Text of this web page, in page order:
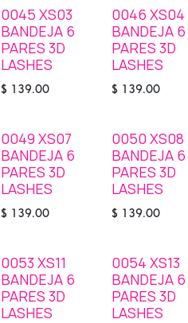
SOLD OUT
0045 XS03
BANDEJA 6
PARES 3D
LASHES
$ 139.00
STOCK
0046 XS04
BANDEJA 6
PARES 3D
LASHES
$ 139.00
STOCK
0049 XS07
BANDEJA 6
PARES 3D
LASHES
$ 139.00
SOLD OUT
0050 XS08
BANDEJA 6
PARES 3D
LASHES
$ 139.00
STOCK
0053 XS11
BANDEJA 6
PARES 3D
LASHES
STOCK
0054 XS13
BANDEJA 6
PARES 3D
LASHES